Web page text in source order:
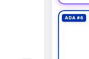
ADA #6